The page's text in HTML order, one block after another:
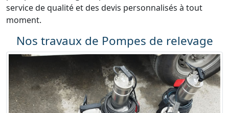
service de qualité et des devis personnalisés à tout
moment.
Nos travaux de Pompes de relevage